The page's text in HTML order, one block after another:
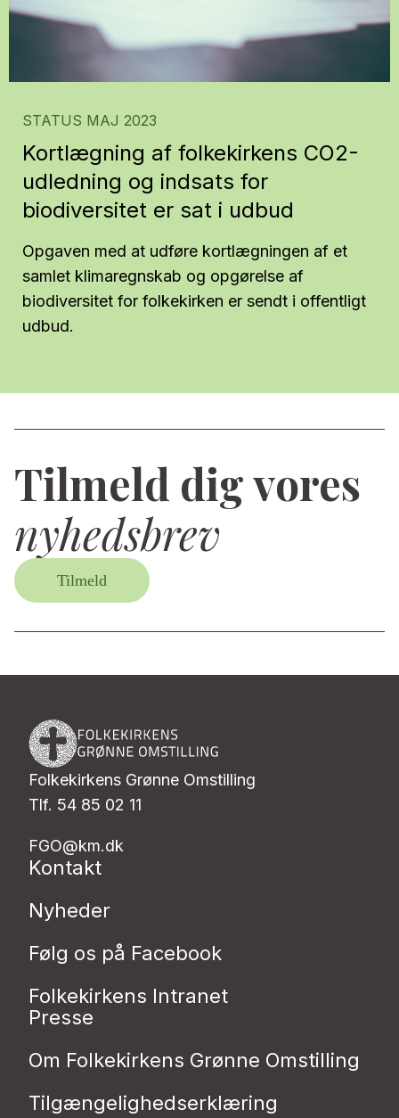
STATUS MAJ 2023
Kortlægning af folkekirkens CO2-
udledning og indsats for
biodiversitet er sat i udbud
Opgaven med at udføre kortlægningen af et
samlet klimaregnskab og opgørelse af
biodiversitet for folkekirken er sendt i offentligt
udbud.
Tilmeld dig vores
nyhedsbrev
Tilmeld
Folkekirkens Grønne Omstilling
Tlf. 54 85 02 11
FGO@km.dk
Kontakt
Nyheder
Følg os på Facebook
Folkekirkens Intranet
Presse
Om Folkekirkens Grønne Omstilling
Tilgængelighedserklæring